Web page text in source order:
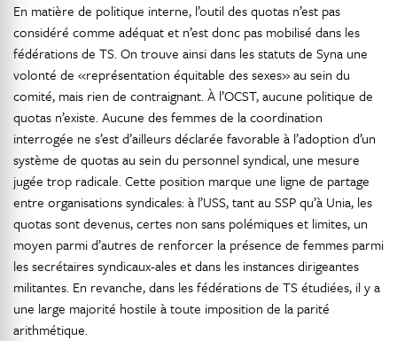
En matière de politique interne, l’outil des quotas n’est pas
considéré comme adéquat et n’est donc pas mobilisé dans les
fédérations de TS. On trouve ainsi dans les statuts de Syna une
volonté de «représentation équitable des sexes» au sein du
comité, mais rien de contraignant. À l’OCST, aucune politique de
quotas n’existe. Aucune des femmes de la coordination
interrogée ne s’est d’ailleurs déclarée favorable à l’adoption d’un
système de quotas au sein du personnel syndical, une mesure
jugée trop radicale. Cette position marque une ligne de partage
entre organisations syndicales: à l’USS, tant au SSP qu’à Unia, les
quotas sont devenus, certes non sans polémiques et limites, un
moyen parmi d’autres de renforcer la présence de femmes parmi
les secrétaires syndicaux-ales et dans les instances dirigeantes
militantes. En revanche, dans les fédérations de TS étudiées, il y a
une large majorité hostile à toute imposition de la parité
arithmétique.